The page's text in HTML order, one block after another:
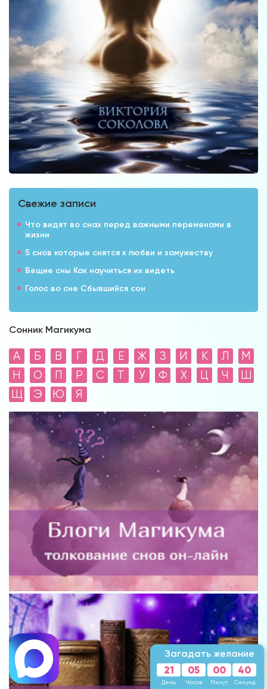
Свежие записи
Что видят во снах перед важными переменами в
жизни
5 снов которые снятся к любви и замужеству
Вещие сны Как научиться их видеть
Голос во сне Сбывшийся сон
Сонник Магикума
А Б В Г Д Е Ж З И К Л
М
Н
О П Р С Т У Ф Х Ц Ч
Ш
Щ
Э Ю Я
Загадать желание
21
День
05
Часов
00
Минут
38
Секунд